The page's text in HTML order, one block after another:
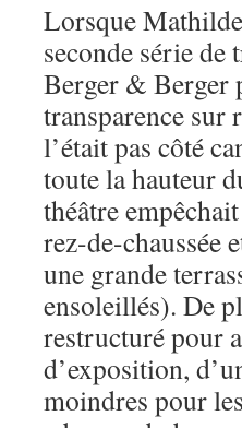
Lorsque
seconde série de
Berger & Berger
transparence sur
l’était pas côté
toute la hauteur
théâtre
rez-de-chaussée
une grande
ensoleillés). De
restructuré pour
d’exposition,
moindres pour